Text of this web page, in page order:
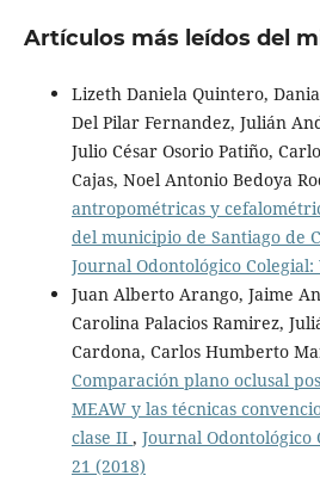
Artículos más leídos del
Lizeth Daniela Quintero,
Del Pilar Fernandez, Julián
Julio César Osorio Patiño,
Cajas, Noel Antonio Bedoya
antropométricas y
del municipio de Santiago de
Journal Odontológico Colegial:
Juan Alberto Arango, Jaime
Carolina Palacios Ramirez,
Cardona, Carlos Humberto
Comparación plano oclusal
MEAW y las técnicas
clase II , Journal Odontológico
21 (2018)